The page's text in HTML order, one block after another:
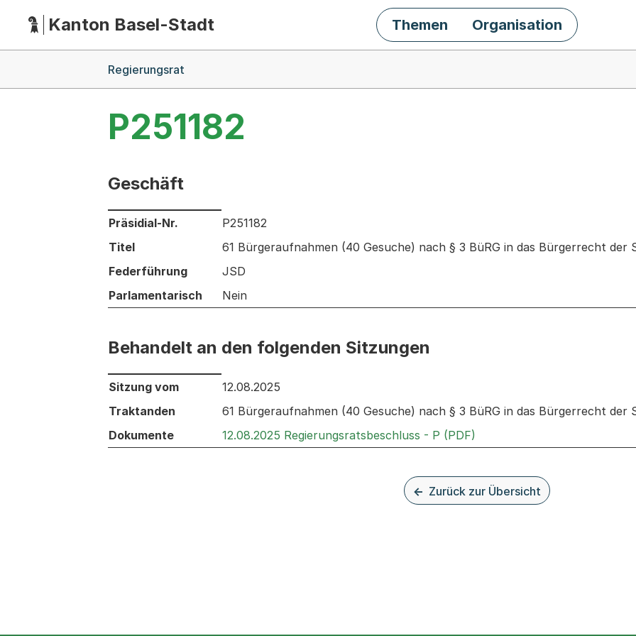
HauptnavigationKanton Basel-Stadt Themen Organisation
Regierungsrat
P251182
Geschäft
Informationen zum Ausgewählten Geschäft
Präsidial-Nr.
P251182
Titel
61 Bürgeraufnahmen (40 Gesuche) nach § 3 BüRG in das Bürgerrecht der
Federführung
JSD
Parlamentarisch
Nein
Behandelt an den folgenden Sitzungen
Behandelt an den folgenden Sitzungen: Informationen zu den Sitzungen zum Geschäft
Sitzung vom
12.08.2025
Traktanden
61 Bürgeraufnahmen (40 Gesuche) nach § 3 BüRG in das Bürgerrecht der
Dokumente
12.08.2025 Regierungsratsbeschluss - P (PDF)
Zurück zur Übersicht